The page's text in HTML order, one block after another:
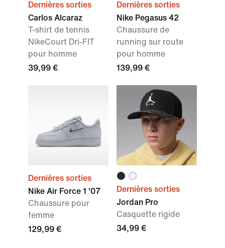
Dernières sorties
Carlos Alcaraz
T-shirt de tennis
NikeCourt Dri-FIT
pour homme
39,99 €
Dernières sorties
Nike Pegasus 42
Chaussure de
running sur route
pour homme
139,99 €
Dernières sorties
Nike Air Force 1 '07
Chaussure pour
femme
129,99 €
Dernières sorties
Jordan Pro
Casquette rigide
34,99 €